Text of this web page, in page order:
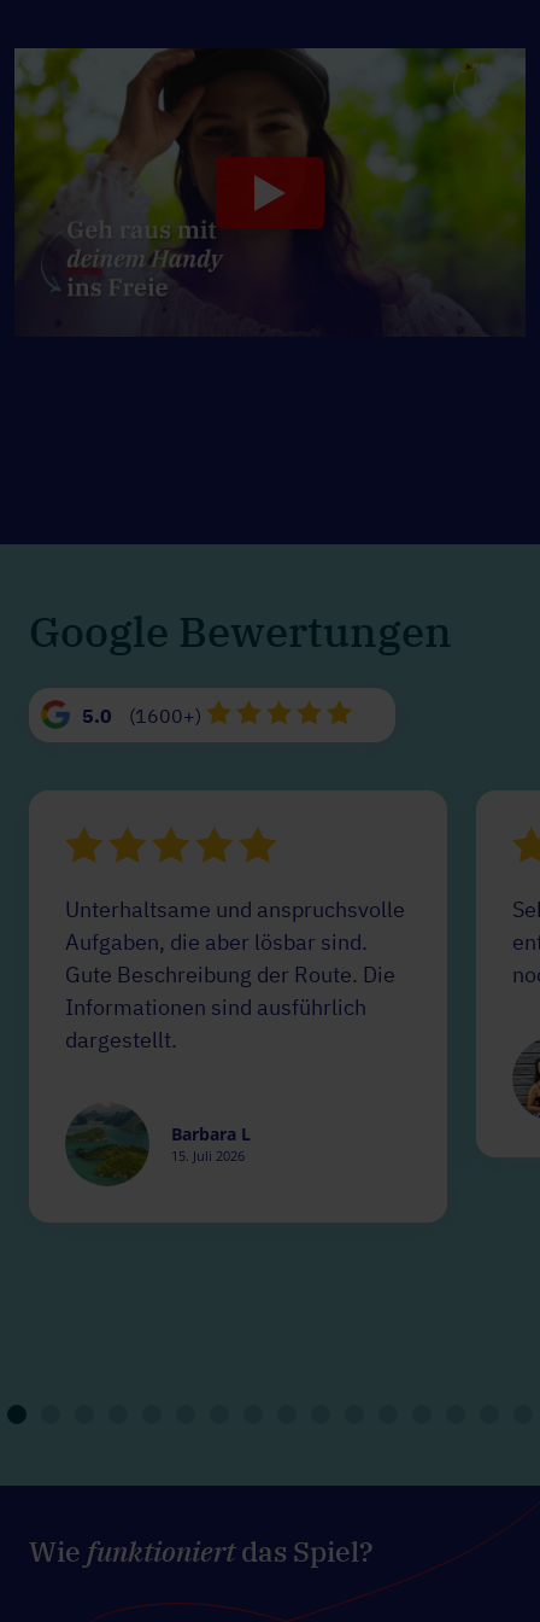
Google Bewertungen
5.0 (1600+)
Unterhaltsame und anspruchsvolle
Aufgaben, die aber lösbar sind.
Gute Beschreibung der Route. Die
Informationen sind ausführlich
dargestellt.
Barbara L
15. Juli 2026
Wie funktioniertdas Spiel?